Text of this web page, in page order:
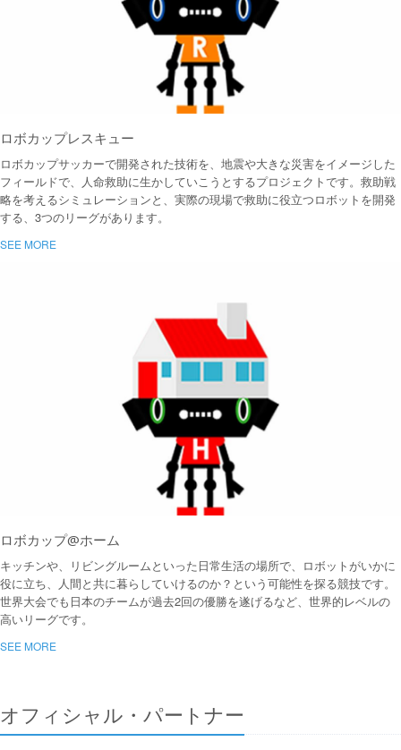
ロボカップレスキュー
ロボカップサッカーで開発された技術を、地震や大きな災害をイメージした
フィールドで、人命救助に生かしていこうとするプロジェクトです。救助戦
略を考えるシミュレーションと、実際の現場で救助に役立つロボットを開発
する、3つのリーグがあります。
SEE MORE
ロボカップ@ホーム
キッチンや、リビングルームといった日常生活の場所で、ロボットがいかに
役に立ち、人間と共に暮らしていけるのか？という可能性を探る競技です。
世界大会でも日本のチームが過去2回の優勝を遂げるなど、世界的レベルの
高いリーグです。
SEE MORE
オフィシャル・パートナー